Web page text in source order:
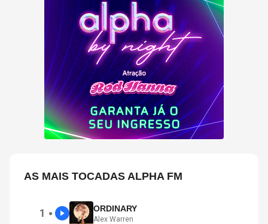
AS MAIS TOCADAS ALPHA FM
1 ● ORDINARY
Alex Warren